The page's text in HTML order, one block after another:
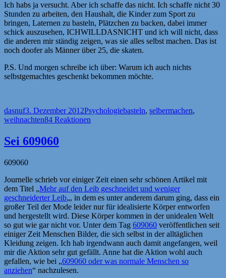
Ich habs ja versucht. Aber ich schaffe das nicht. Ich schaffe nicht 30
Stunden zu arbeiten, den Haushalt, die Kinder zum Sport zu
bringen, Laternen zu basteln, Plätzchen zu backen, dabei immer
schick auszusehen, ICHWILLDASNICHT und ich will nicht, dass
die anderen mir ständig zeigen, was sie alles selbst machen. Das ist
noch doofer als Männer über 25, die skaten.
P.S. Und morgen schreibe ich über: Warum ich auch nichts
selbstgemachtes geschenkt bekommen möchte.
Autor
dasnufVeröffentlicht
am
3. Dezember 2012Kategorien
PsychologieSchlagwörter
basteln, selbermachen,
weihnachten84 Reaktionen
Sei 609060
609060
Journelle schrieb vor einiger Zeit einen sehr schönen Artikel mit
dem Titel „Mehr auf den Leib geschneidet und weniger
geschneiderter Leib„, in dem es unter anderem darum ging, dass ein
großer Teil der Mode leider nur für idealisierte Körper entworfen
und hergestellt wird. Diese Körper kommen in der unidealen Welt
so gut wie gar nicht vor. Unter dem Tag 609060 veröffentlichen seit
einiger Zeit Menschen Bilder, die sich selbst in der alltäglichen
Kleidung zeigen. Ich hab irgendwann auch damit angefangen, weil
mir die Aktion sehr gut gefällt. Anne hat die Aktion wohl auch
gefallen, wie bei „609060 oder was normale Menschen so
anziehen“ nachzulesen.